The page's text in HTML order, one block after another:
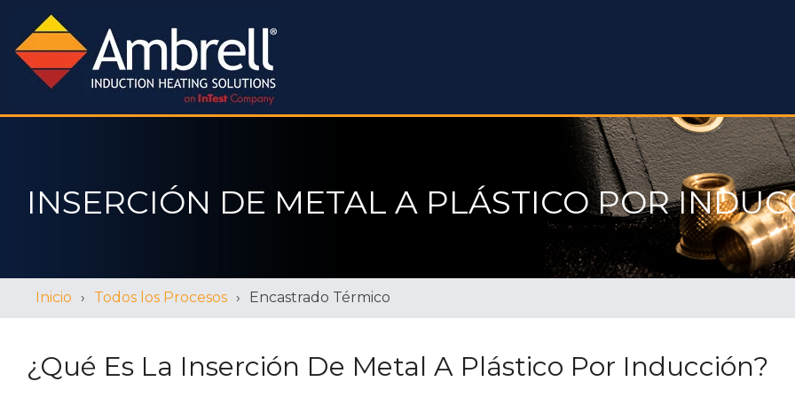
INSERCIÓN DE METAL A PLÁSTICO POR
Inicio Todos los Procesos Encastrado Térmico
¿Qué Es La Inserción De Metal A Plástico Por Inducción?